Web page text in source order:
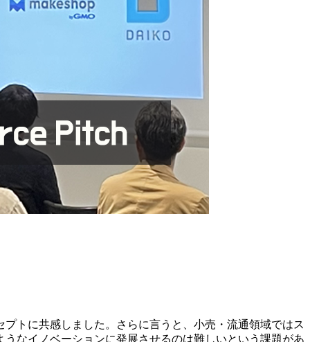
トに共感しました。さらに言うと、小売・流通領域ではス
なイノベーションに発展させるのは難しいという課題があ